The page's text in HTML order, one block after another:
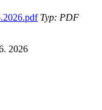
Typ: PDF
2026